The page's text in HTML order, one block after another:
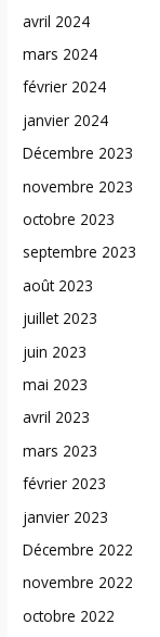
avril 2024
mars 2024
février 2024
janvier 2024
Décembre 2023
novembre 2023
octobre 2023
septembre 2023
août 2023
juillet 2023
juin 2023
mai 2023
avril 2023
mars 2023
février 2023
janvier 2023
Décembre 2022
novembre 2022
octobre 2022